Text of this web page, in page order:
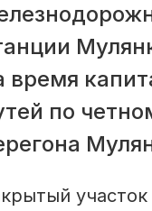
время
по